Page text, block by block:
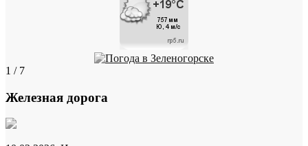
1 / 7
Железная дорога